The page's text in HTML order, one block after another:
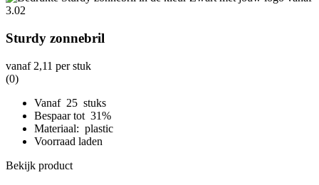
Sturdy zonnebril
vanaf 2,11 per stuk
(0)
Vanaf 25 stuks
Bespaar tot 31%
Materiaal: plastic
Voorraad laden
Bekijk product